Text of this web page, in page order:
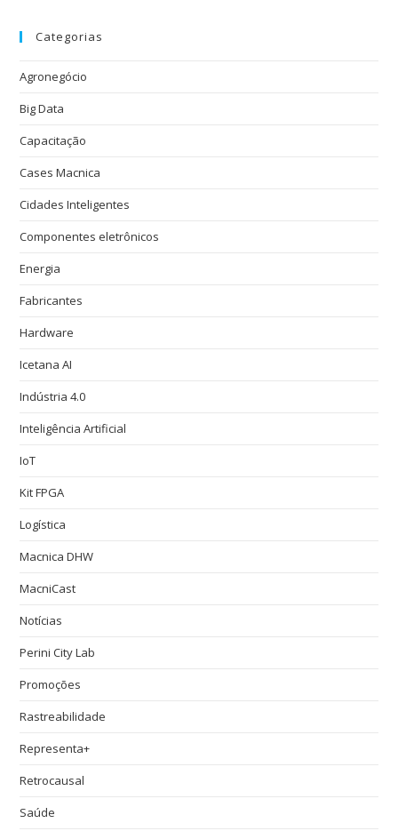
Categorias
Agronegócio
Big Data
Capacitação
Cases Macnica
Cidades Inteligentes
Componentes eletrônicos
Energia
Fabricantes
Hardware
Icetana AI
Indústria 4.0
Inteligência Artificial
IoT
Kit FPGA
Logística
Macnica DHW
MacniCast
Notícias
Perini City Lab
Promoções
Rastreabilidade
Representa+
Retrocausal
Saúde